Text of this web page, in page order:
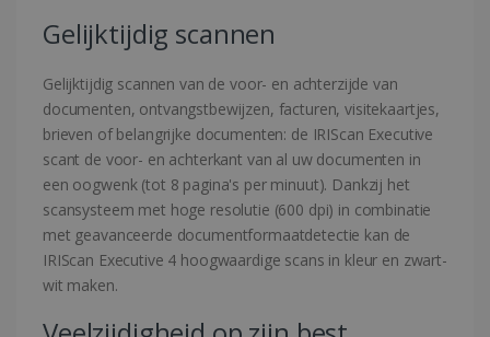
Gelijktijdig scannen
Gelijktijdig scannen van de voor- en achterzijde van
documenten, ontvangstbewijzen, facturen, visitekaartjes,
brieven of belangrijke documenten: de IRIScan Executive
scant de voor- en achterkant van al uw documenten in
een oogwenk (tot 8 pagina's per minuut). Dankzij het
scansysteem met hoge resolutie (600 dpi) in combinatie
met geavanceerde documentformaatdetectie kan de
IRIScan Executive 4 hoogwaardige scans in kleur en zwart-
wit maken.